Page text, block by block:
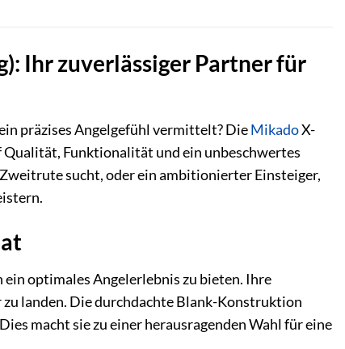
Ihr zuverlässiger Partner für
präzises Angelgefühl vermittelt? DieMikadoX-
Qualität, Funktionalität und ein unbeschwertes
sucht, oder ein ambitionierter Einsteiger,
optimales Angelerlebnis zu bieten. Ihre
landen. Die durchdachte Blank-Konstruktion
macht sie zu einer herausragenden Wahl für eine